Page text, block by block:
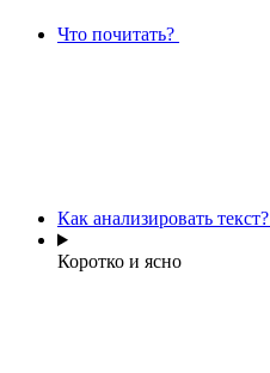
Что почитать?
Как анализировать текст?
Коротко и ясно